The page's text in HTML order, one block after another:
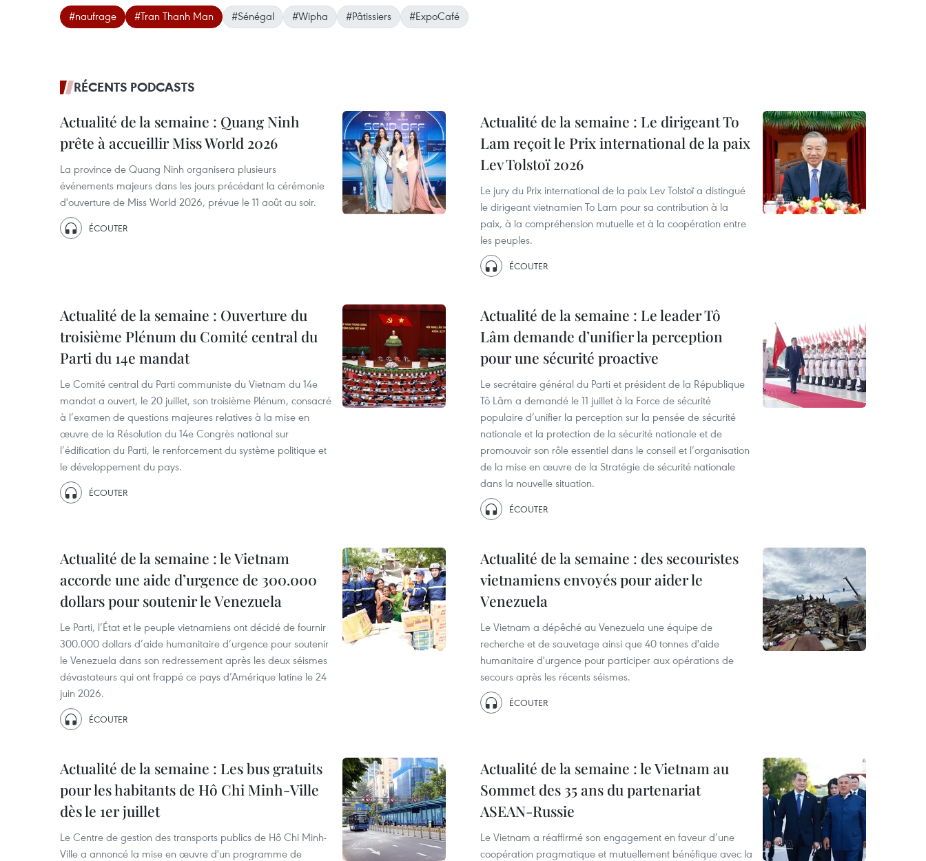
#naufrage #Tran Thanh Man #Sénégal #Wipha #Pâtissiers #ExpoCafé
RÉCENTS PODCASTS
Actualité de la semaine : Quang Ninh
prête à accueillir Miss World 2026
La province de Quang Ninh organisera plusieurs
événements majeurs dans les jours précédant la cérémonie
d'ouverture de Miss World 2026, prévue le 11 août au soir.
ÉCOUTER
Actualité de la semaine : Le dirigeant To
Lam reçoit le Prix international de la paix
Lev Tolstoï 2026
Le jury du Prix international de la paix Lev Tolstoï a distingué
le dirigeant vietnamien To Lam pour sa contribution à la
paix, à la compréhension mutuelle et à la coopération entre
les peuples.
ÉCOUTER
Actualité de la semaine : Ouverture du
troisième Plénum du Comité central du
Parti du 14e mandat
Le Comité central du Parti communiste du Vietnam du 14e
mandat a ouvert, le 20 juillet, son troisième Plénum, consacré
à l’examen de questions majeures relatives à la mise en
œuvre de la Résolution du 14e Congrès national sur
l’édification du Parti, le renforcement du système politique et
le développement du pays.
ÉCOUTER
Actualité de la semaine : Le leader Tô
Lâm demande d’unifier la perception
pour une sécurité proactive
Le secrétaire général du Parti et président de la République
Tô Lâm a demandé le 11 juillet à la Force de sécurité
populaire d’unifier la perception sur la pensée de sécurité
nationale et la protection de la sécurité nationale et de
promouvoir son rôle essentiel dans le conseil et l’organisation
de la mise en œuvre de la Stratégie de sécurité nationale
dans la nouvelle situation.
ÉCOUTER
Actualité de la semaine : le Vietnam
accorde une aide d’urgence de 300.000
dollars pour soutenir le Venezuela
Le Parti, l’État et le peuple vietnamiens ont décidé de fournir
300.000 dollars d’aide humanitaire d’urgence pour soutenir
le Venezuela dans son redressement après les deux séismes
dévastateurs qui ont frappé ce pays d’Amérique latine le 24
juin 2026.
ÉCOUTER
Actualité de la semaine : des secouristes
vietnamiens envoyés pour aider le
Venezuela
Le Vietnam a dépêché au Venezuela une équipe de
recherche et de sauvetage ainsi que 40 tonnes d'aide
humanitaire d'urgence pour participer aux opérations de
secours après les récents séismes.
ÉCOUTER
Actualité de la semaine : Les bus gratuits
pour les habitants de Hô Chi Minh-Ville
dès le 1er juillet
Le Centre de gestion des transports publics de Hô Chi Minh-
Ville a annoncé la mise en œuvre d'un programme de
Actualité de la semaine : le Vietnam au
Sommet des 35 ans du partenariat
ASEAN-Russie
Le Vietnam a réaffirmé son engagement en faveur d’une
coopération pragmatique et mutuellement bénéfique avec la